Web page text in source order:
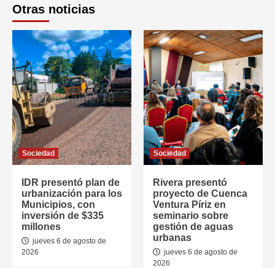
Otras noticias
Sociedad
IDR presentó plan de
urbanización para los
Municipios, con
inversión de $335
millones
jueves 6 de agosto de
2026
Sociedad
Rivera presentó
proyecto de Cuenca
Ventura Píriz en
seminario sobre
gestión de aguas
urbanas
jueves 6 de agosto de
2026